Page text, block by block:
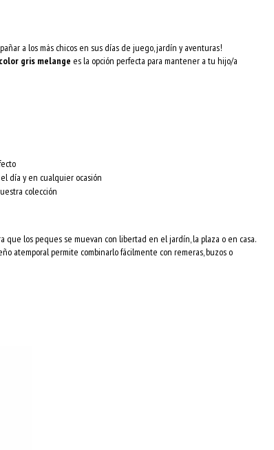
a los más chicos en sus días de juego, jardín y aventuras!
color gris melange es la opción perfecta para mantener a tu hijo/a
día y en cualquier ocasión
colección
que los peques se muevan con libertad en el jardín, la plaza o en casa.
atemporal permite combinarlo fácilmente con remeras, buzos o